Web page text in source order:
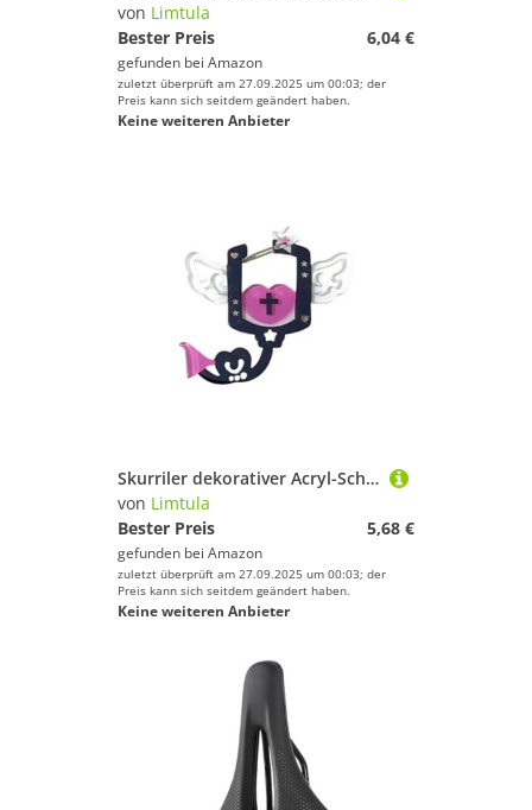
von Limtula
Bester Preis
6,04 €
gefunden bei Amazon
zuletzt überprüft am 27.09.2025 um 00:03; der
Preis kann sich seitdem geändert haben.
Keine weiteren Anbieter
Skurriler dekorativer Acryl-Schlüsselanhänger-Karabiner-Clip für Rucksäcke, Gepäck, Zuhause, Auto, Organizer, Schnallenhaken, Acryl-Schlüsselanhänger, Karabinerhaken
von Limtula
Bester Preis
5,68 €
gefunden bei Amazon
zuletzt überprüft am 27.09.2025 um 00:03; der
Preis kann sich seitdem geändert haben.
Keine weiteren Anbieter